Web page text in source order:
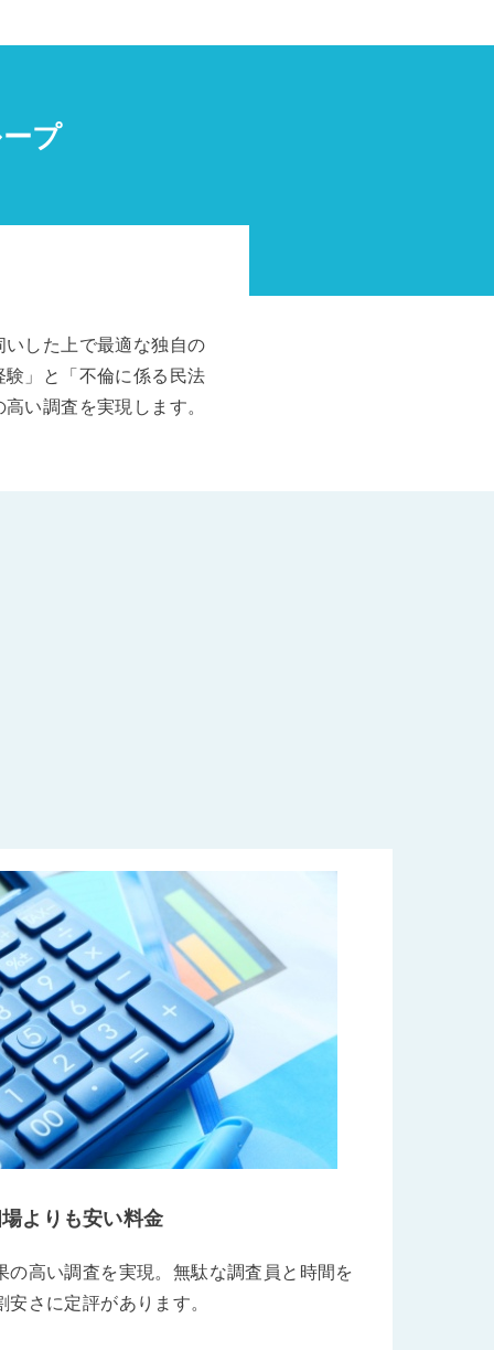
プ
した上で最適な独自の
」と「不倫に係る民法
い調査を実現します。
よりも安い料金
の高い調査を実現。無駄な調査員と時間を
さに定評があります。